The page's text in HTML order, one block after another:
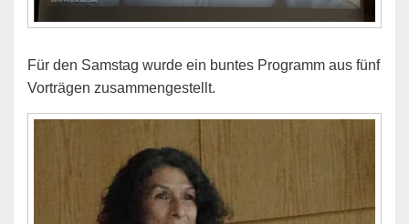
Für den Samstag wurde ein buntes Programm aus fünf
Vorträgen zusammengestellt.